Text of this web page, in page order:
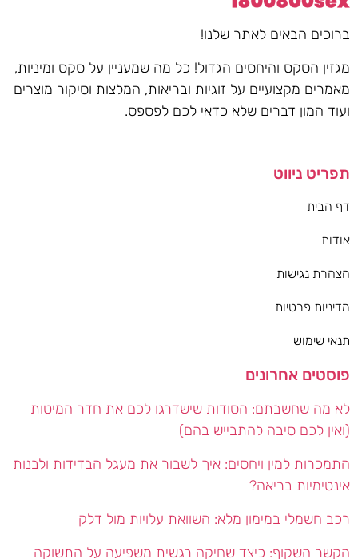
ברוכים הבאים לאתר שלנו!
מגזין הסקס והיחסים הגדול! כל מה שמעניין על סקס ומיניות,
מאמרים מקצועיים על זוגיות ובריאות, המלצות וסיקור מוצרים
ועוד המון דברים שלא כדאי לכם לפספס.
תפריט ניווט
דף הבית
אודות
הצהרת נגישות
מדיניות פרטיות
תנאי שימוש
פוסטים אחרונים
לא מה שחשבתם: הסודות שישדרגו לכם את חדר המיטות
(ואין לכם סיבה להתבייש בהם)
התמכרות למין ויחסים: איך לשבור את מעגל הבדידות ולבנות
אינטימיות בריאה?
רכב חשמלי במימון מלא: השוואת עלויות מול דלק
הקשר השקוף: כיצד שחיקה רגשית משפיעה על התשוקה